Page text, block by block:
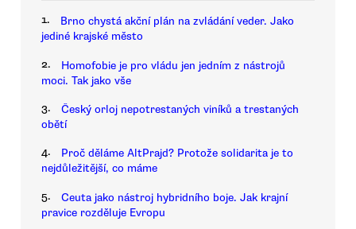
1.
Brno chystá akční plán na zvládání veder. Jako
jediné krajské město
2.
Homofobie je pro vládu jen jedním z nástrojů
moci. Tak jako vše
3.
Český orloj nepotrestaných viníků a trestaných
obětí
4.
Proč děláme AltPrajd? Protože solidarita je to
nejdůležitější, co máme
5.
Ceuta jako nástroj hybridního boje. Jak krajní
pravice rozděluje Evropu